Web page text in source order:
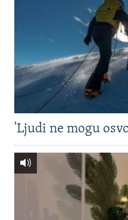
'Ljudi ne mogu